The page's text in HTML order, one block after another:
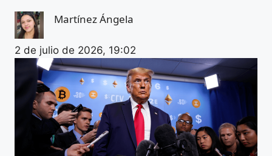
Martínez Ángela
2 de julio de 2026, 19:02